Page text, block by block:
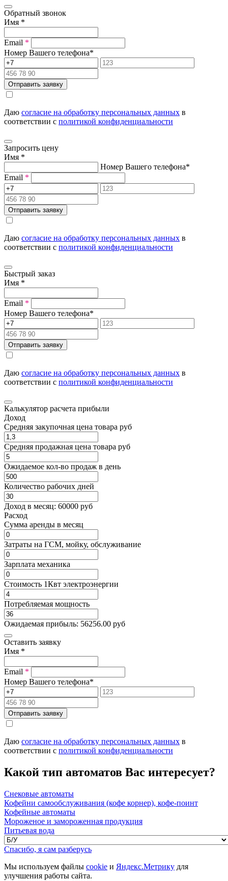
Обратный звонок
Имя *
Email *
Номер Вашего телефона*
Отправить заявку
Даю согласие на обработку персональных данных в
соответствии с политикой конфиденциальности
Запросить цену
Имя *
Номер Вашего телефона*
Email *
Отправить заявку
Даю согласие на обработку персональных данных в
соответствии с политикой конфиденциальности
Быстрый заказ
Имя *
Email *
Номер Вашего телефона*
Отправить заявку
Даю согласие на обработку персональных данных в
соответствии с политикой конфиденциальности
Калькулятор расчета прибыли
Доход
Средняя закупочная цена товара руб
Средняя продажная цена товара руб
Ожидаемое кол-во продаж в день
Количество рабочих дней
Доход в месяц: 60000 руб
Расход
Cумма аренды в месяц
Затраты на ГСМ, мойку, обслуживание
Зарплата механика
Стоимость 1Квт электроэнергии
Потребляемая мощность
Ожидаемая прибыль: 56256.00 руб
Оставить заявку
Имя *
Email *
Номер Вашего телефона*
Отправить заявку
Даю согласие на обработку персональных данных в
соответствии с политикой конфиденциальности
Какой тип автоматов Вас интересует?
Снековые автоматы
Кофейни самообслуживания (кофе корнер), кофе-поинт
Кофейные автоматы
Мороженое и замороженная продукция
Питьевая вода
Спасибо, я сам разберусь
Мы используем файлы cookie и Яндекс.Метрику для
улучшения работы сайта.